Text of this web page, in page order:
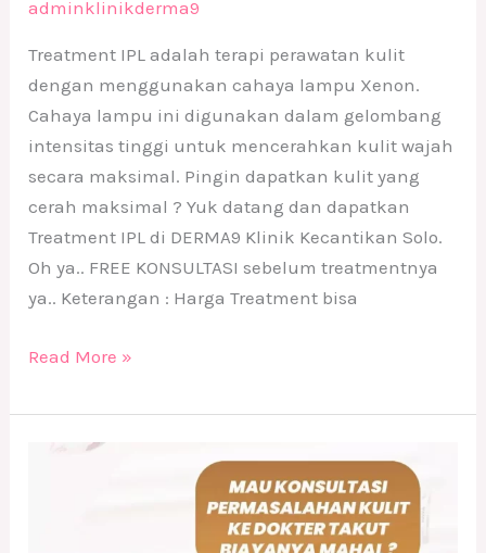
adminklinikderma9
Treatment IPL adalah terapi perawatan kulit
dengan menggunakan cahaya lampu Xenon.
Cahaya lampu ini digunakan dalam gelombang
intensitas tinggi untuk mencerahkan kulit wajah
secara maksimal. Pingin dapatkan kulit yang
cerah maksimal ? Yuk datang dan dapatkan
Treatment IPL di DERMA9 Klinik Kecantikan Solo.
Oh ya.. FREE KONSULTASI sebelum treatmentnya
ya.. Keterangan : Harga Treatment bisa
Read More »
Konsultasi